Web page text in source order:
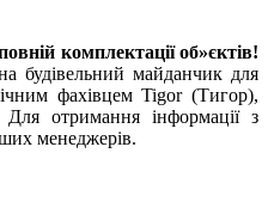
комплектації об»єктів!
будівельний майданчик для
фахівцем Tigor (Тигор),
отримання інформації з
менеджерів.